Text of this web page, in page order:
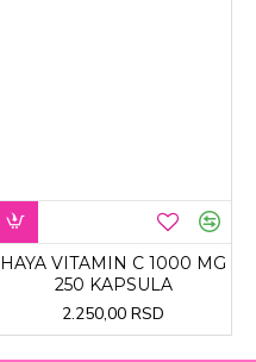
HAYA VITAMIN C 1000 MG
250 KAPSULA
2.250,00 RSD